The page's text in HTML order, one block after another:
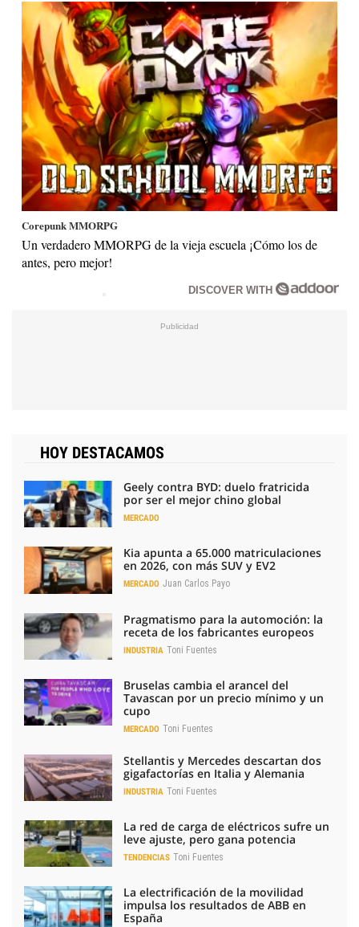
Corepunk MMORPG
Un verdadero MMORPG de la vieja escuela ¡Cómo los de
antes, pero mejor!
DISCOVER WITH
HOY DESTACAMOS
Geely contra BYD: duelo fratricida
por ser el mejor chino global
MERCADO
Kia apunta a 65.000 matriculaciones
en 2026, con más SUV y EV2
MERCADO Juan Carlos Payo
Pragmatismo para la automoción: la
receta de los fabricantes europeos
INDUSTRIA Toni Fuentes
Bruselas cambia el arancel del
Tavascan por un precio mínimo y un
cupo
MERCADO Toni Fuentes
Stellantis y Mercedes descartan dos
gigafactorías en Italia y Alemania
INDUSTRIA Toni Fuentes
La red de carga de eléctricos sufre un
leve ajuste, pero gana potencia
TENDENCIAS Toni Fuentes
La electrificación de la movilidad
impulsa los resultados de ABB en
España